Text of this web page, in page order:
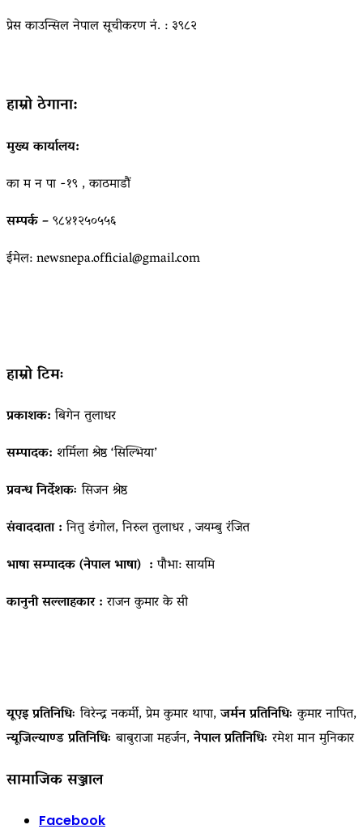
प्रेस काउन्सिल नेपाल सूचीकरण नं. : ३९८२
हाम्रो ठेगाना:
मुख्य कार्यालय:
का म न पा -१९ , काठमाडौं
सम्पर्क –९८४१२५०५५६
ईमेल: newsnepa.official@gmail.com
हाम्रो टिमः
प्रकाशक:बिगेन तुलाधर
सम्पादक: शर्मिला श्रेष्ठ ‘सिल्भिया’
प्रवन्ध निर्देशकःसिजन श्रेष्ठ
संवाददाता :नितु डंगोल, निरुल तुलाधर , जयम्बु रंजित
भाषा सम्पादक (नेपाल भाषा) :पौभा: सायमि
कानुनी सल्लाहकार :राजन कुमार के सी
यूएइ प्रतिनिधिः विरेन्द्र नकर्मी, प्रेम कुमार थापा,जर्मन प्रतिनिधिः कुमार नापित,
न्यूजिल्याण्ड प्रतिनिधिः बाबुराजा महर्जन,नेपाल प्रतिनिधिः रमेश मान मुनिकार
सामाजिक सञ्जाल
Facebook